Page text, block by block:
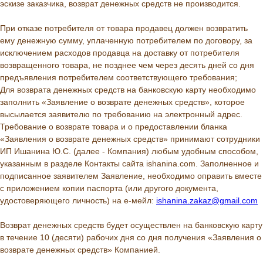
эскизе заказчика, возврат денежных средств не производится.
При отказе потребителя от товара продавец должен возвратить
ему денежную сумму, уплаченную потребителем по договору, за
исключением расходов продавца на доставку от потребителя
возвращенного товара, не позднее чем через десять дней со дня
предъявления потребителем соответствующего требования;
Для возврата денежных средств на банковскую карту необходимо
заполнить «Заявление о возврате денежных средств», которое
высылается заявителю по требованию на электронный адрес.
Требование о возврате товара и о предоставлении бланка
«Заявления о возврате денежных средств» принимают сотрудники
ИП Ишанина Ю.С. (далее - Компания) любым удобным способом,
указанным в разделе Контакты сайта ishanina.com. Заполненное и
подписанное заявителем Заявление, необходимо оправить вместе
с приложением копии паспорта (или другого документа,
удостоверяющего личность) на е-мейл: ishanina.zakaz@gmail.com
Возврат денежных средств будет осуществлен на банковскую карту
в течение 10 (десяти) рабочих дня со дня получения «Заявления о
возврате денежных средств» Компанией.